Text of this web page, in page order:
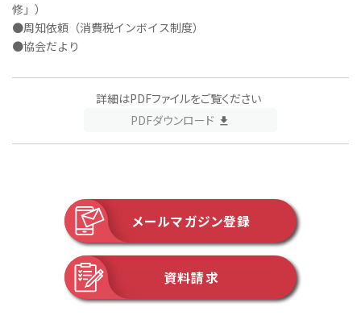
修」）
●周知依頼（消費税インボイス制度）
●協会だより
詳細はPDFファイルをご覧ください
PDFダウンロード
メールマガジン登録
資料請求